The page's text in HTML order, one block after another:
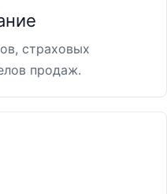
страховых
продаж.